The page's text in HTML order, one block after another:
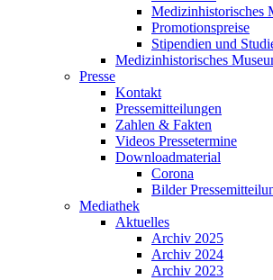
Medizinhistorisches
Promotionspreise
Stipendien und
Medizinhistorisches
Presse
Kontakt
Pressemitteilungen
Zahlen & Fakten
Videos Pressetermine
Downloadmaterial
Corona
Bilder
Mediathek
Aktuelles
Archiv 2025
Archiv 2024
Archiv 2023